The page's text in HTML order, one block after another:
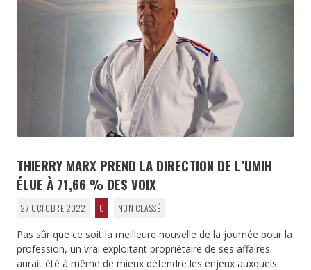
THIERRY MARX PREND LA DIRECTION DE L’UMIH
ÉLUE À 71,66 % DES VOIX
27 OCTOBRE 2022 0 NON CLASSÉ
Pas sûr que ce soit la meilleure nouvelle de la journée pour la
profession, un vrai exploitant propriétaire de ses affaires
aurait été à même de mieux défendre les enjeux auxquels